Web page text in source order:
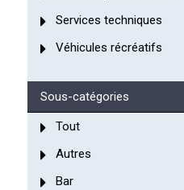
Services techniques
Véhicules récréatifs
Sous-catégories
Tout
Autres
Bar